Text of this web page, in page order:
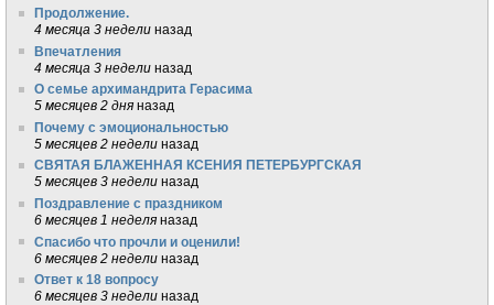
Продолжение.
4 месяца 3 недели назад
Впечатления
4 месяца 3 недели назад
О семье архимандрита Герасима
5 месяцев 2 дня назад
Почему с эмоциональностью
5 месяцев 2 недели назад
СВЯТАЯ БЛАЖЕННАЯ КСЕНИЯ ПЕТЕРБУРГСКАЯ
5 месяцев 3 недели назад
Поздравление с праздником
6 месяцев 1 неделя назад
Спасибо что прочли и оценили!
6 месяцев 2 недели назад
Ответ к 18 вопросу
6 месяцев 3 недели назад